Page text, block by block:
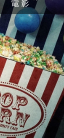
電 影